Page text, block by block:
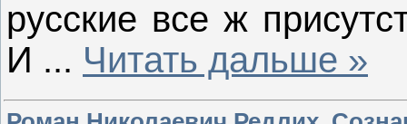
русские все ж
И ... Читать дальше »